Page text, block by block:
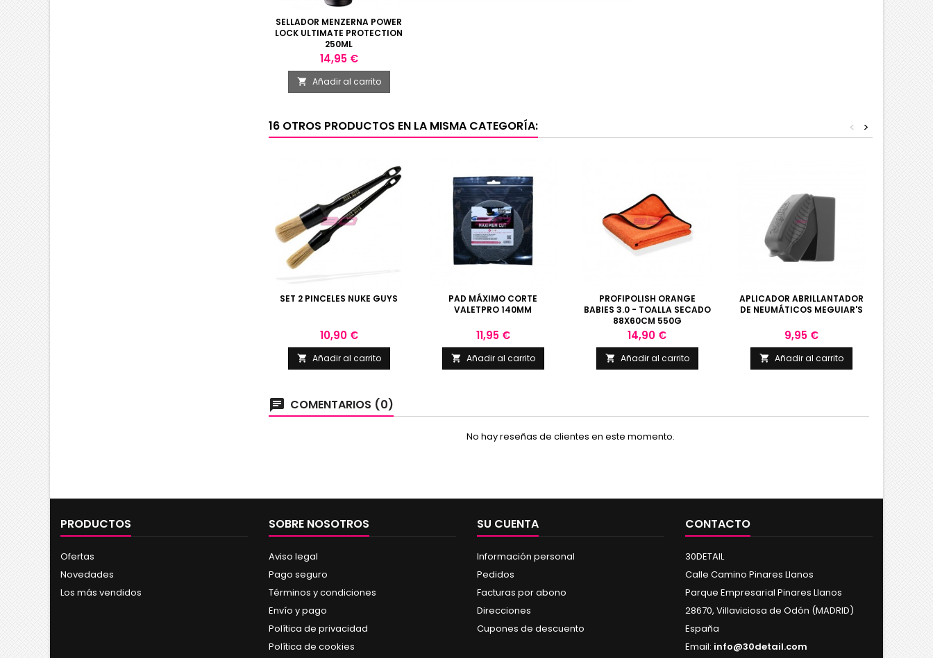
SELLADOR MENZERNA POWER
LOCK ULTIMATE PROTECTION
250ML
Precio
14,95 €
 Añadir al carrito
16 OTROS PRODUCTOS EN LA MISMA CATEGORÍA: >
<
SET 2 PINCELES NUKE GUYS
Precio
10,90 €
 Añadir al carrito
PAD MÁXIMO CORTE
VALETPRO 140MM
Precio
11,95 €
 Añadir al carrito
PROFIPOLISH ORANGE
BABIES 3.0 - TOALLA SECADO
88X60CM 550G
Precio
14,90 €
 Añadir al carrito
APLICADOR ABRILLANTADOR
DE NEUMÁTICOS MEGUIAR'S
Precio
9,95 €
 Añadir al carrito
chat COMENTARIOS (0)
No hay reseñas de clientes en este momento.
PRODUCTOS
Ofertas
Novedades
Los más vendidos
SOBRE NOSOTROS
Aviso legal
Pago seguro
Términos y condiciones
Envío y pago
Política de privacidad
Política de cookies
SU CUENTA
Información personal
Pedidos
Facturas por abono
Direcciones
Cupones de descuento
CONTACTO
30DETAIL
Calle Camino Pinares Llanos
Parque Empresarial Pinares Llanos
28670, Villaviciosa de Odón (MADRID)
España
Email: info@30detail.com